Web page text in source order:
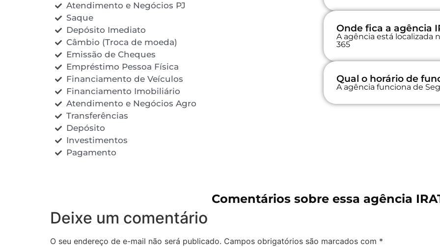
Atendimento e Negócios PJ
Saque
Depósito Imediato
Câmbio (Troca de moeda)
Emissão de Cheques
Empréstimo Pessoa Física
Financiamento de Veículos
Financiamento Imobiliário
Atendimento e Negócios Agro
Transferências
Depósito
Investimentos
Pagamento
Onde fica a agência
A agência está localizada
365
Qual o horário de
A agência funciona de
Comentários sobre essa agência
Deixe um comentário
O seu endereço de e-mail não será publicado. Campos obrigatórios são marcados com *